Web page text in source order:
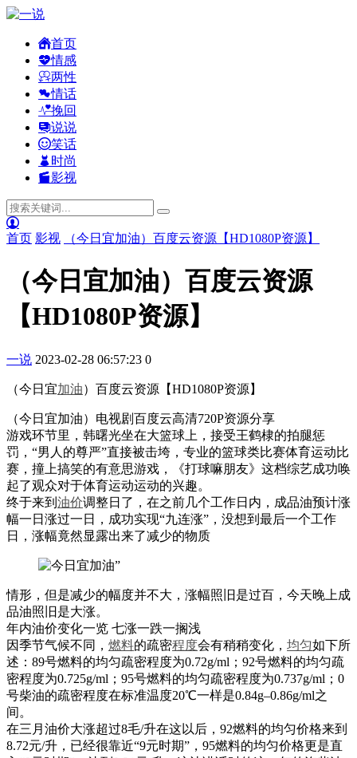
首页
情感
两性
情话
挽回
说说
笑话
时尚
影视
首页 影视 （今日宜加油）百度云资源【HD1080P资源】
（今日宜加油）百度云资源
【HD1080P资源】
一说 2023-02-28 06:57:23 0
（今日宜加油）百度云资源【HD1080P资源】
（今日宜加油）电视剧百度云高清720P资源分享
游戏环节里，韩曙光坐在大篮球上，接受王鹤棣的拍腿惩
罚，“男人的尊严”直接被击垮，专业的篮球类比赛体育运动比
赛，撞上搞笑的有意思游戏，《打球嘛朋友》这档综艺成功唤
起了观众对于体育运动运动的兴趣。
终于来到 油价调整日了，在之前几个工作日内，成品油预计涨
幅一日涨过一日，成功实现“九连涨”，没想到最后一个工作
日，涨幅竟然显露出来了减少的物质
情形，但是减少的幅度并不大，涨幅照旧是过百，今天晚上成
品油照旧是大涨。
年内油价变化一览 七涨一跌一搁浅
因季节气候不同， 燃料的疏密程度会有稍稍变化， 均匀如下所
述：89号燃料的均匀疏密程度为0.72g/ml；92号燃料的均匀疏
密程度为0.725g/ml；95号燃料的均匀疏密程度为0.737g/ml；0
号柴油的疏密程度在标准温度20℃一样是0.84g–0.86g/ml之
间。
在三月油价大涨超过8毛/升在这以后，92燃料的均匀价格来到
8.72元/升，已经很靠近“9元时期”，95燃料的均匀价格更是直